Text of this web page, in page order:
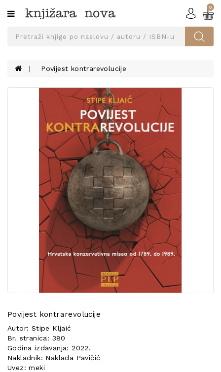
Kategorije
SVEUČILIŠNA
UDŽBENICI
KNJIGE
PRIBOR
UDŽBENIKE!
KONTAKT
POSEBNA
0
Povijest kontrarevolucije
Povijest kontrarevolucije
Autor: Stipe Kljaić
Br. stranica: 380
Godina izdavanja: 2022.
Nakladnik: Naklada Pavičić
Uvez: meki